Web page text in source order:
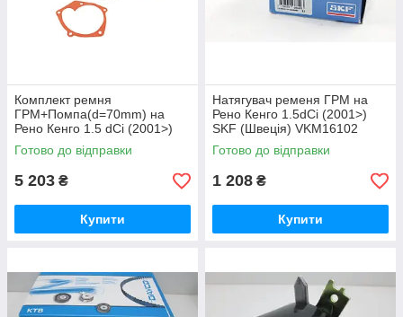
Комплект ремня
ГРМ+Помпа(d=70mm) на
Рено Кенго 1.5 dCi (2001>)
Renault (Оригінал)
119A08272R
Готово до відправки
5 203 ₴
Купити
Натягувач ременя ГРМ на
Рено Кенго 1.5dCi (2001>)
SKF (Швеція) VKM16102
Готово до відправки
1 208 ₴
Купити